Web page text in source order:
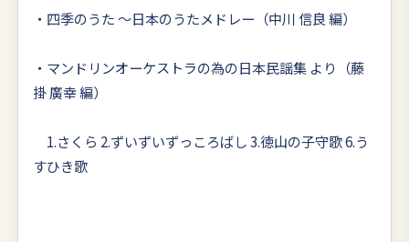
・四季のうた ～日本のうたメドレー（中川 信良 編）
・マンドリンオーケストラの為の日本民謡集 より（藤
掛 廣幸 編）
1.さくら 2.ずいずいずっころばし 3.徳山の子守歌 6.う
すひき歌